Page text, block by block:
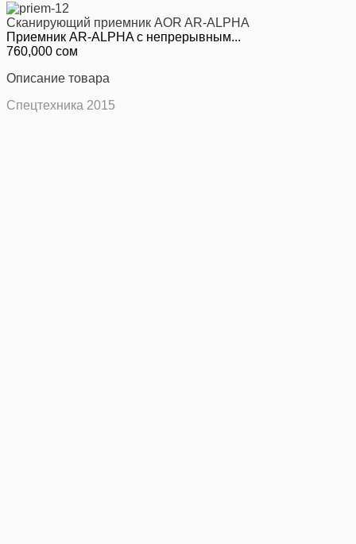
Сканирующий приемник AOR AR-ALPHA
Приемник AR-ALPHA с непрерывным...
760,000 сом
Описание товара
Спецтехника 2015